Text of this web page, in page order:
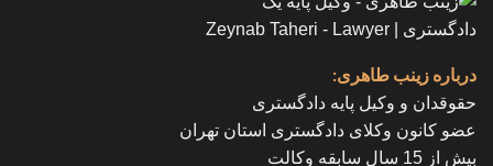
درباره زینب طاهری:
حقوقدان و وکیل پایه دادگستری
عضو کانون وکلای دادگستری استان تهران
بیش از 15 سال سابقه وکالت